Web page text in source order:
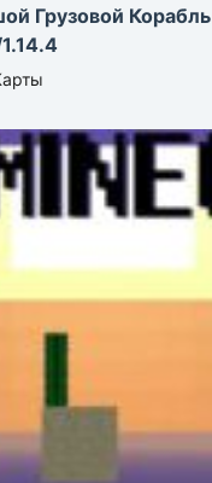
Грузовой Корабль